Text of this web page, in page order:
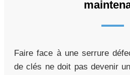
Faire face à une serrure
de clés ne doit pas devenir